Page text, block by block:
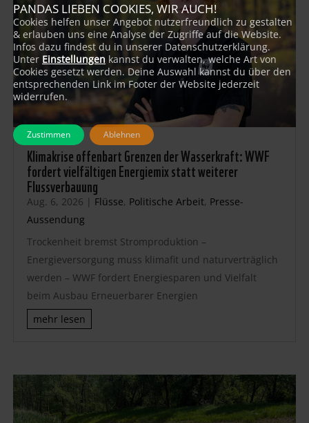
Klimakrise offenbart Grenzen der Wasserkraft: WWF
fordert vielfältigen Energiemix statt weiterer
Flussverbauung
Aug. 6, 2026 | Flüsse, Politische Arbeit, Presse-
Aussendung
Trockenheit bremst Stromproduktion –
Energieversorgung muss klimafit und naturverträglich
werden – WWF fordert Energiesparen und Vielfalt
beim Ausbau Erneuerbarer Energien
mehr lesen
PANDAS LIEBEN COOKIES, WIR AUCH!
Cookies helfen unser Angebot nutzerfreundlich zu gestalten
& erlauben uns eine Analyse der Zugriffe auf die Website.
Infos dazu findest du in unserer Datenschutzerklärung.
Unter Einstellungen kannst du verwalten, welche Art von
Cookies gesetzt werden. Deine Auswahl kannst du über den
entsprechenden Link im Footer der Website jederzeit
widerrufen.
Zustimmen Ablehnen